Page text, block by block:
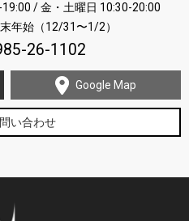
/ 金・土曜日 10:30-20:00
年始（12/31〜1/2）
26-1102
Google Map
い合わせ